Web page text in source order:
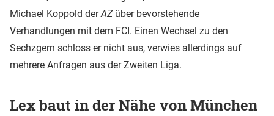
Michael Koppold derAZüber bevorstehende
Verhandlungen mit dem FCI. Einen Wechsel zu den
Sechzgern schloss er nicht aus, verwies allerdings auf
mehrere Anfragen aus der Zweiten Liga.
Lex baut in der Nähe von München